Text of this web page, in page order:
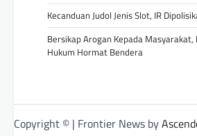
Kecanduan Judol Jenis Slot, IR
Bersikap Arogan Kepada Masyarakat,
Hukum Hormat Bendera
Copyright © | Frontier News by